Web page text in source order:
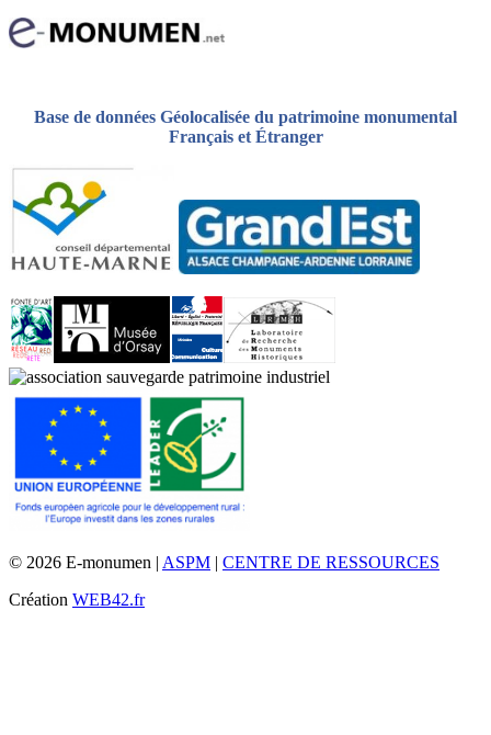
Base de données Géolocalisée du patrimoine monumental
Français et Étranger
© 2026 E-monumen | ASPM | CENTRE DE RESSOURCES
Création WEB42.fr